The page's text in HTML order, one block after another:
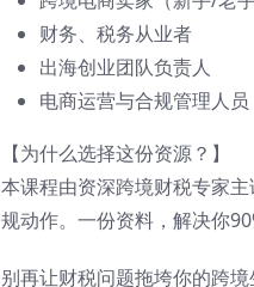
财务、税务从业者
出海创业团队负责人
电商运营与合规管理人员
【为什么选择这份资源？】
本课程由资深跨境财税专家
规动作。一份资料，解决你
别再让财税问题拖垮你的跨